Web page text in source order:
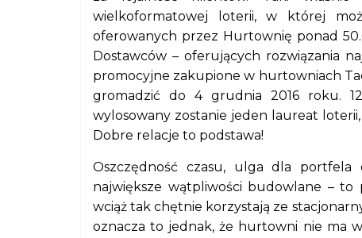
wielkoformatowej loterii, w której
oferowanych przez Hurtownię ponad
Dostawców – oferujących rozwiązania
promocyjne zakupione w hurtowniach
gromadzić do 4 grudnia 2016 roku.
wylosowany zostanie jeden laureat
Dobre relacje to podstawa!
Oszczędność czasu, ulga dla portfela
największe wątpliwości budowlane – to
wciąż tak chętnie korzystają ze
oznacza to jednak, że hurtowni nie ma